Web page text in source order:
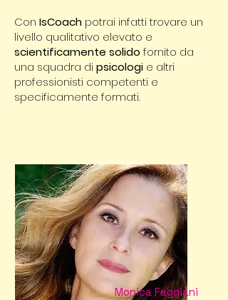
Con IsCoach potrai infatti trovare un
livello qualitativo elevato e
scientificamente solido fornito da
una squadra di psicologi e altri
professionisti competenti e
specificamente formati.​
Monica Faggiani